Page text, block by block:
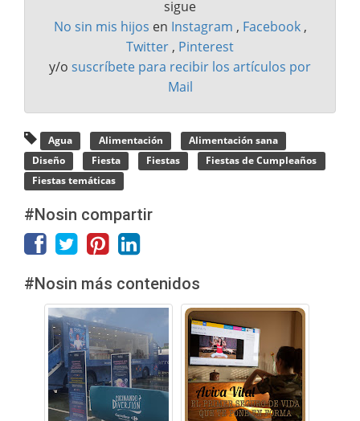
sigue
No sin mis hijos en Instagram , Facebook ,
Twitter , Pinterest
y/o suscríbete para recibir los artículos por
Mail
Agua Alimentación
Alimentación sana
Diseño
Fiesta Fiestas
Fiestas de Cumpleaños
Fiestas temáticas
#Nosin compartir
#Nosin más contenidos